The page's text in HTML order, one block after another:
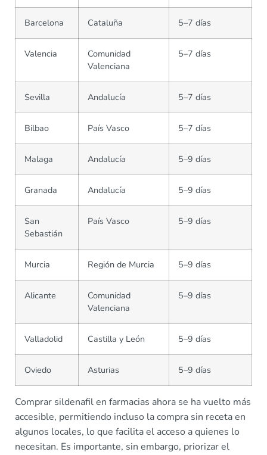
Barcelona Cataluña 5–7 días
Valencia
Comunidad
Valenciana
5–7 días
Sevilla Andalucía 5–7 días
Bilbao País Vasco 5–7 días
Malaga Andalucía 5–9 días
Granada Andalucía 5–9 días
San
Sebastián
País Vasco 5–9 días
Murcia Región de Murcia 5–9 días
Alicante
Comunidad
Valenciana
5–9 días
Valladolid Castilla y León 5–9 días
Oviedo Asturias 5–9 días
Comprar sildenafil en farmacias ahora se ha vuelto más
accesible, permitiendo incluso la compra sin receta en
algunos locales, lo que facilita el acceso a quienes lo
necesitan. Es importante, sin embargo, priorizar el